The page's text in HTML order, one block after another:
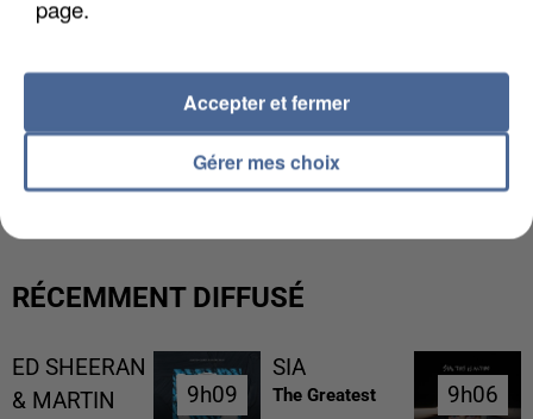
L’UN DES FONDATEURS SUPPOSÉS DE LA DZ
MAFIA INTERPELLÉ EN ALGÉRIE
RÉCEMMENT DIFFUSÉ
ED SHEERAN
& MARTIN
9h09
9h09
SIA
The Greatest 9h06
9h06
page.
Gérer mes choix
Accepter et fermer